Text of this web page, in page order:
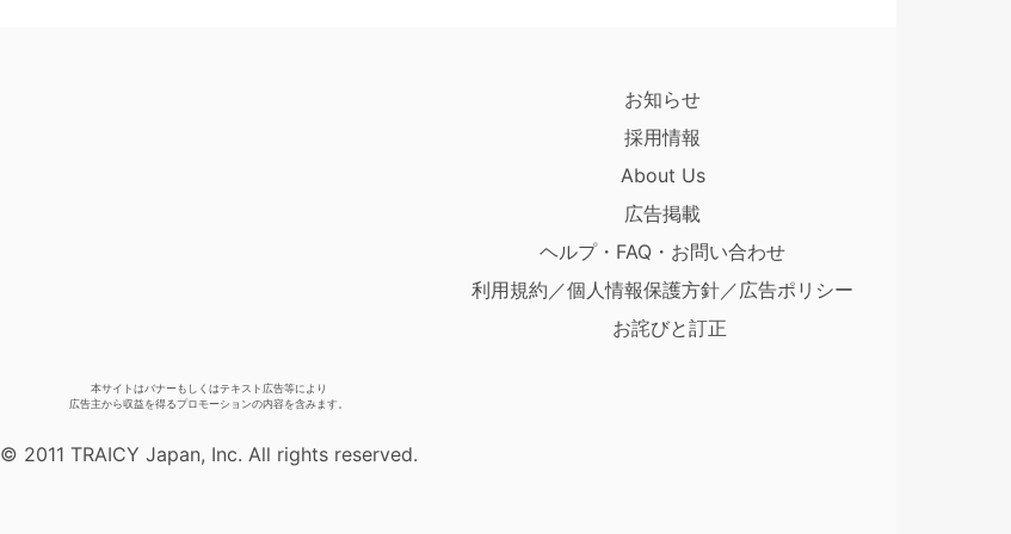
お知らせ
採用情報
About Us
広告掲載
ヘルプ・FAQ・お問い合わせ
利用規約／個人情報保護方針／広告ポリシー
お詫びと訂正
本サイトはバナーもしくはテキスト広告等により
広告主から収益を得るプロモーションの内容を含みます。
© 2011 TRAICY Japan, Inc. All rights reserved.